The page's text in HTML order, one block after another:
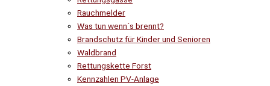
Rauchmelder
Was tun wenn´s brennt?
Brandschutz für Kinder und Senioren
Waldbrand
Rettungskette Forst
Kennzahlen PV-Anlage